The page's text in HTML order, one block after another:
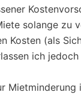
solange zu
Kosten (als
ich